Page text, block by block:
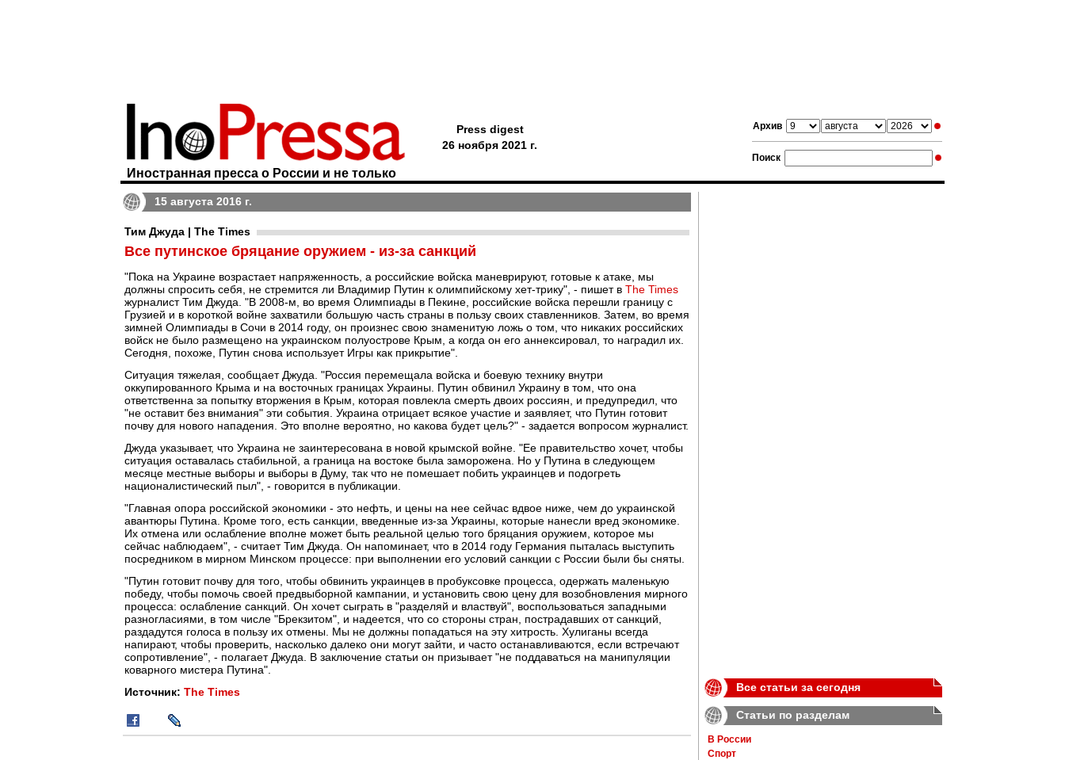
Архив
Поиск
Иностранная пресса о России и не только
Press digest
26 ноября 2021 г.
15 августа 2016 г.
Тим Джуда | The Times
Все путинское бряцание оружием - из-за санкций
"Пока на Украине возрастает напряженность, а российские войска маневрируют, готовые к атаке, мы
должны спросить себя, не стремится ли Владимир Путин к олимпийскому хет-трику", - пишет в The Times
журналист Тим Джуда. "В 2008-м, во время Олимпиады в Пекине, российские войска перешли границу с
Грузией и в короткой войне захватили большую часть страны в пользу своих ставленников. Затем, во время
зимней Олимпиады в Сочи в 2014 году, он произнес свою знаменитую ложь о том, что никаких российских
войск не было размещено на украинском полуострове Крым, а когда он его аннексировал, то наградил их.
Сегодня, похоже, Путин снова использует Игры как прикрытие".
Ситуация тяжелая, сообщает Джуда. "Россия перемещала войска и боевую технику внутри
оккупированного Крыма и на восточных границах Украины. Путин обвинил Украину в том, что она
ответственна за попытку вторжения в Крым, которая повлекла смерть двоих россиян, и предупредил, что
"не оставит без внимания" эти события. Украина отрицает всякое участие и заявляет, что Путин готовит
почву для нового нападения. Это вполне вероятно, но какова будет цель?" - задается вопросом журналист.
Джуда указывает, что Украина не заинтересована в новой крымской войне. "Ее правительство хочет, чтобы
ситуация оставалась стабильной, а граница на востоке была заморожена. Но у Путина в следующем
месяце местные выборы и выборы в Думу, так что не помешает побить украинцев и подогреть
националистический пыл", - говорится в публикации.
"Главная опора российской экономики - это нефть, и цены на нее сейчас вдвое ниже, чем до украинской
авантюры Путина. Кроме того, есть санкции, введенные из-за Украины, которые нанесли вред экономике.
Их отмена или ослабление вполне может быть реальной целью того бряцания оружием, которое мы
сейчас наблюдаем", - считает Тим Джуда. Он напоминает, что в 2014 году Германия пыталась выступить
посредником в мирном Минском процессе: при выполнении его условий санкции с России были бы сняты.
"Путин готовит почву для того, чтобы обвинить украинцев в пробуксовке процесса, одержать маленькую
победу, чтобы помочь своей предвыборной кампании, и установить свою цену для возобновления мирного
процесса: ослабление санкций. Он хочет сыграть в "разделяй и властвуй", воспользоваться западными
разногласиями, в том числе "Брекзитом", и надеется, что со стороны стран, пострадавших от санкций,
раздадутся голоса в пользу их отмены. Мы не должны попадаться на эту хитрость. Хулиганы всегда
напирают, чтобы проверить, насколько далеко они могут зайти, и часто останавливаются, если встречают
сопротивление", - полагает Джуда. В заключение статьи он призывает "не поддаваться на манипуляции
коварного мистера Путина".
Источник: The Times Все статьи за сегодня
Статьи по разделам
В России
Спорт